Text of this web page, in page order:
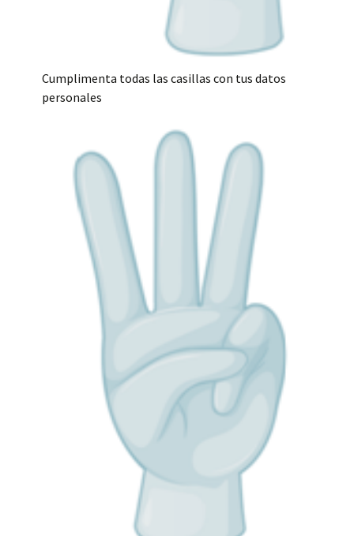
Cumplimenta todas las casillas con tus datos
personales